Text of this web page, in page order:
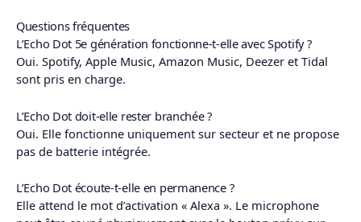
Questions fréquentes
L’Echo Dot 5e génération fonctionne-t-elle avec Spotify ?
Oui. Spotify, Apple Music, Amazon Music, Deezer et Tidal
sont pris en charge.
L’Echo Dot doit-elle rester branchée ?
Oui. Elle fonctionne uniquement sur secteur et ne propose
pas de batterie intégrée.
L’Echo Dot écoute-t-elle en permanence ?
Elle attend le mot d’activation « Alexa ». Le microphone